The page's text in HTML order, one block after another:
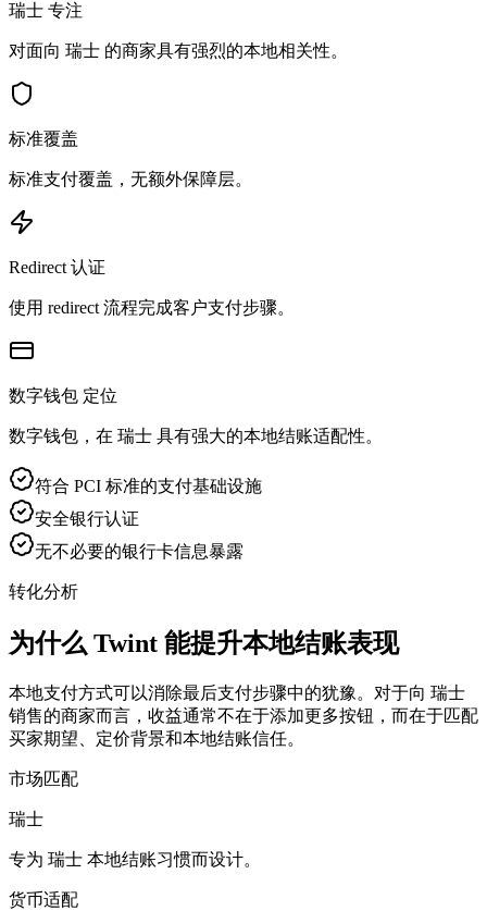
瑞士 专注
对面向 瑞士 的商家具有强烈的本地相关性。
标准覆盖
标准支付覆盖，无额外保障层。
Redirect 认证
使用 redirect 流程完成客户支付步骤。
数字钱包 定位
数字钱包，在 瑞士 具有强大的本地结账适配性。
符合 PCI 标准的支付基础设施
安全银行认证
无不必要的银行卡信息暴露
转化分析
为什么 Twint 能提升本地结账表现
本地支付方式可以消除最后支付步骤中的犹豫。对于向 瑞士
销售的商家而言，收益通常不在于添加更多按钮，而在于匹配
买家期望、定价背景和本地结账信任。
市场匹配
瑞士
专为 瑞士 本地结账习惯而设计。
货币适配